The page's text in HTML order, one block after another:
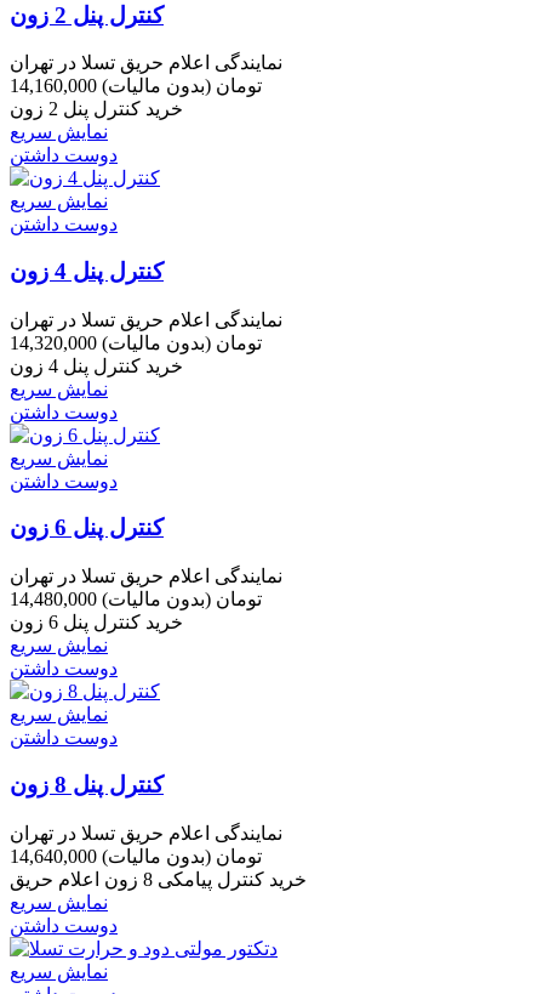
کنترل پنل 2 زون
نمایندگی اعلام حریق تسلا در تهران
14,160,000 تومان (بدون مالیات)
نمایش سریع
دوست داشتن
نمایش سریع
دوست داشتن
کنترل پنل 4 زون
نمایندگی اعلام حریق تسلا در تهران
14,320,000 تومان (بدون مالیات)
نمایش سریع
دوست داشتن
نمایش سریع
دوست داشتن
کنترل پنل 6 زون
نمایندگی اعلام حریق تسلا در تهران
14,480,000 تومان (بدون مالیات)
خرید کنترل پنل 6 زون
نمایش سریع
دوست داشتن
نمایش سریع
دوست داشتن
کنترل پنل 8 زون
نمایندگی اعلام حریق تسلا در تهران
14,640,000 تومان (بدون مالیات)
نمایش سریع
دوست داشتن
نمایش سریع